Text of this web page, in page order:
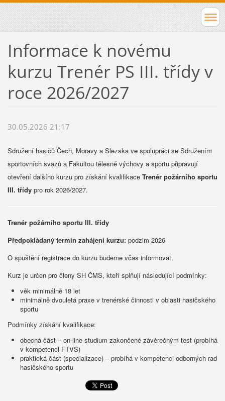
Informace k novému
kurzu Trenér PS III. třídy v
roce 2026/2027
30.05.2026 21:17
Sdružení hasičů Čech, Moravy a Slezska ve spolupráci se Sdružením
sportovních svazů a Fakultou tělesné výchovy a sportu připravují
otevření dalšího kurzu pro získání kvalifikace Trenér požárního sportu
III. třídypro rok 2026/2027.
Trenér požárního sportu III. třídy
Předpokládaný termín zahájení kurzu: podzim 2026
O spuštění registrace do kurzu budeme včas informovat.
Kurz je určen pro členy SH ČMS, kteří splňují následující podmínky:
věk minimálně 18 let
minimálně dvouletá praxe v trenérské činnosti v oblasti hasičského
sportu
Podmínky získání kvalifikace:
obecná část – on-line studium zakončené závěrečným test (probíhá
v kompetenci FTVS)
praktická část (specializace) – probíhá v kompetenci odborných rad
hasičského sportu